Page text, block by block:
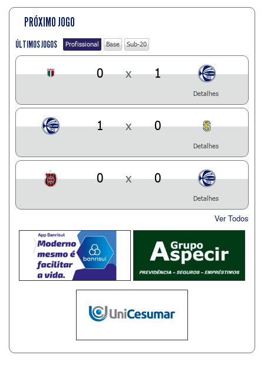
PRÓXIMO JOGO
ÚLTIMOS JOGOS Profissional Base Sub-20
0 x 1
Detalhes
1 x 0
Detalhes
0 x 0
Detalhes
Ver Todos